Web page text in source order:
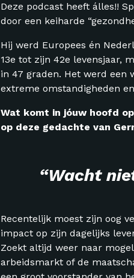
Deze podcast heeft álles!!
door een keiharde
Hij werd Europees én
13e tot zijn 42e levensjaar,
in 47 graden. Het werd een
extreme omstandigheden
Wat komt in jóuw hoofd
op deze gedachte van
“Wacht niet
Recentelijk moest zijn oog
impact op zijn dagelijks
Zoekt altijd weer naar
arbeidsmarkt of de